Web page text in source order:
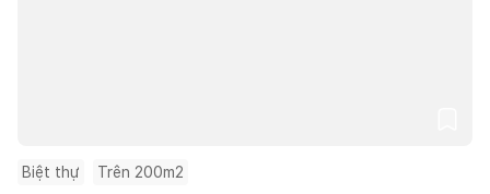
Biệt thự Trên 200m2